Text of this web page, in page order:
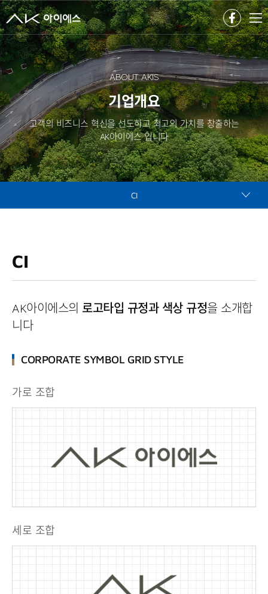
ABOUT AKIS
기업개요
고객의 비즈니스 혁신을 선도하고 최고의 가치를 창출하는
AK아이에스 입니다
CI
CI
AK아이에스의 로고타입 규정과 색상 규정을 소개합
니다
CORPORATE SYMBOL GRID STYLE
가로 조합
세로 조합